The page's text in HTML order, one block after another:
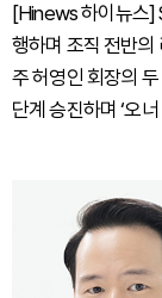
[Hinews 하이뉴스]
행하며 조직 전반의
주 허영인 회장의
단계 승진하며 ‘오